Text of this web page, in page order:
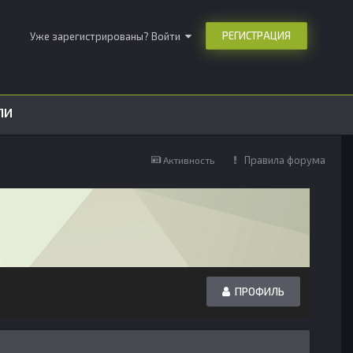
Уже зарегистрированы? Войти РЕГИСТРАЦИЯ
Активность Правила форума
ПРОФИЛЬ